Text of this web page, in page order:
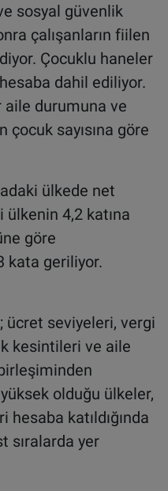
sosyal güvenlik
çalışanların fiilen
Çocuklu haneler
dahil ediliyor.
aile durumuna ve
sayısına göre
ülkede net
ülkenin 4,2 katına
göre
kata geriliyor.
ücret seviyeleri, vergi
kesintileri ve aile
olduğu ülkeler,
katıldığında
sıralarda yer